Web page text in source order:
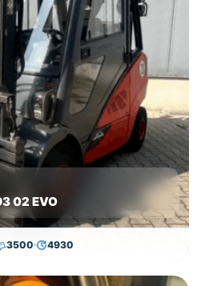
02 EVO
3500 4930
€24,300.00€